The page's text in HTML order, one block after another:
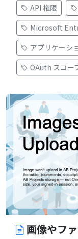
API 権限
Microsoft
アプリケーシ
OAuth スコー
画像やフ